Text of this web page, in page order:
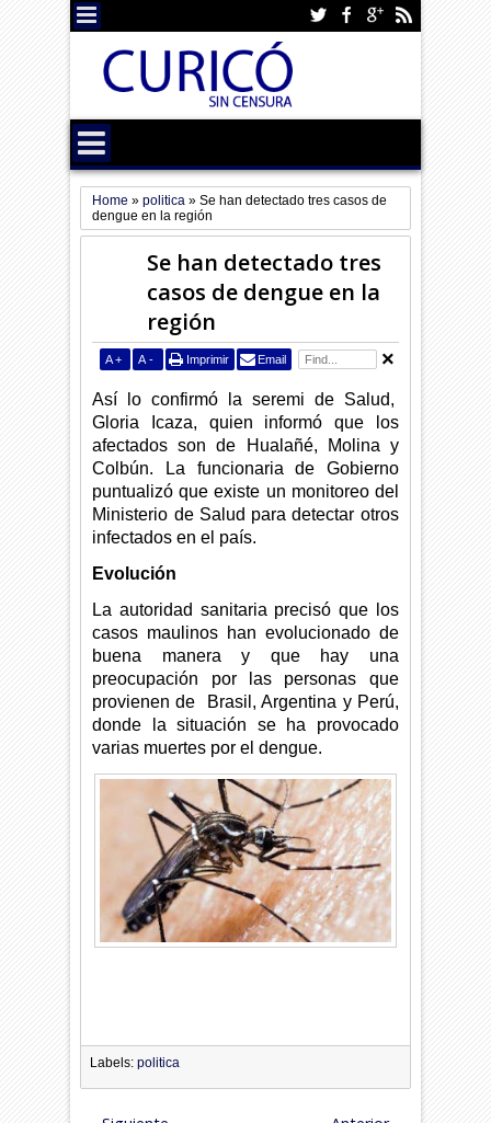
Home »politica »Se han detectado tres casos de
dengue en la región
Se han detectado tres
casos de dengue en la
región
A + A - Imprimir Email
Así lo confirmó la seremi de Salud,
Gloria Icaza, quien informó que los
afectados son de Hualañé, Molina y
Colbún. La funcionaria de Gobierno
puntualizó que existe un monitoreo del
Ministerio de Salud para detectar otros
infectados en el país.
Evolución
La autoridad sanitaria precisó que los
casos maulinos han evolucionado de
buena manera y que hay una
preocupación por las personas que
provienen de Brasil, Argentina y Perú,
donde la situación se ha provocado
varias muertes por el dengue.
Labels:politica